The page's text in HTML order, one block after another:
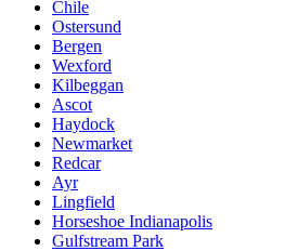
Chile
Ostersund
Bergen
Wexford
Kilbeggan
Ascot
Haydock
Newmarket
Redcar
Ayr
Lingfield
Horseshoe Indianapolis
Gulfstream Park